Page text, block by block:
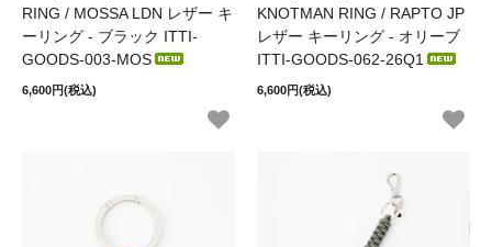
RING / MOSSA LDN レザー キ
ーリング - ブラック ITTI-
GOODS-003-MOS
6,600円(税込)
KNOTMAN RING / RAPTO JP
レザー キーリング - オリーブ
ITTI-GOODS-062-26Q1
6,600円(税込)